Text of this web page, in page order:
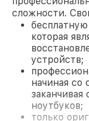
сложности.
которая
устройств;
начиная со
ноутбуков;
только